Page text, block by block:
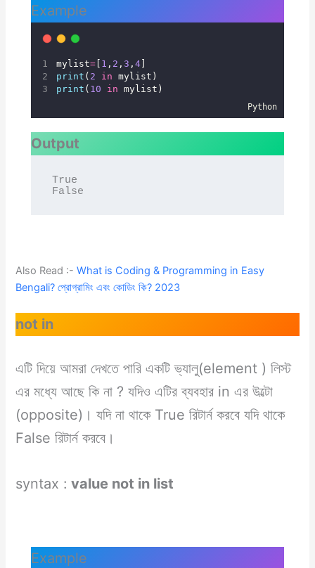
Example
mylist=[ 1 , 2 , 3 , 4]
print ( 2 in mylist)
print ( 10 in mylist)
Python
Output
True
False
Also Read :-What is Coding & Programming in Easy
Bengali? প্রোগ্রামিং এবং কোডিং কি? 2023
not in
এটি দিয়ে আমরা দেখতে পারি একটি ভ্যালু(element ) লিস্ট
এর মধ্যে আছে কি না ? যদিও এটির ব্যবহার in এর উল্টো
(opposite)। যদি না থাকে True রিটার্ন করবে যদি থাকে
False রিটার্ন করবে।
syntax : value not in list
Example